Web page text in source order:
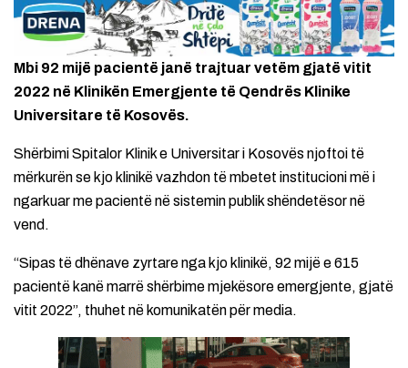
Mbi 92 mijë pacientë janë trajtuar vetëm gjatë vitit
2022 në Klinikën Emergjente të Qendrës Klinike
Universitare të Kosovës.
Shërbimi Spitalor Klinik e Universitar i Kosovës njoftoi të
mërkurën se kjo klinikë vazhdon të mbetet institucioni më i
ngarkuar me pacientë në sistemin publik shëndetësor në
vend.
“Sipas të dhënave zyrtare nga kjo klinikë, 92 mijë e 615
pacientë kanë marrë shërbime mjekësore emergjente, gjatë
vitit 2022”, thuhet në komunikatën për media.